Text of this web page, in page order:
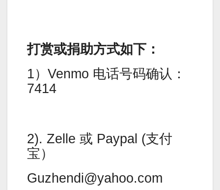
打赏或捐助方式如下：
1）Venmo 电话号码确认：
7414
2). Zelle 或 Paypal (支付
宝）
Guzhendi@yahoo.com